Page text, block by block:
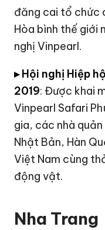
đăng cai tổ chức
Hòa bình thế giới
nghị Vinpearl.
▸ Hội nghị Hiệp
2019: Được khai
Vinpearl Safari
gia, các nhà
Nhật Bản, Hàn
Việt Nam cùng
động vật.
Nha Trang